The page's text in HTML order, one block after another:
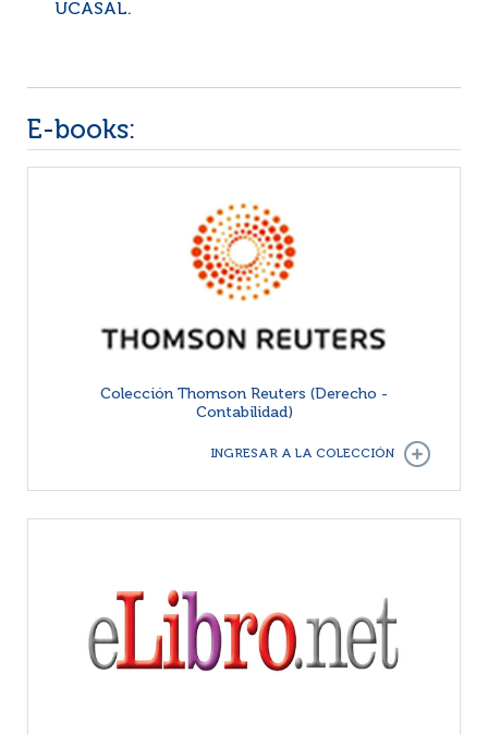
UCASAL.
E-books:
Colección Thomson Reuters (Derecho -
Contabilidad)
INGRESAR A LA COLECCIÓN